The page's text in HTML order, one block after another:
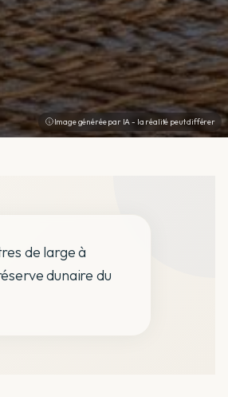
Image générée par IA - la réalité peut différer
de large à
dunaire du